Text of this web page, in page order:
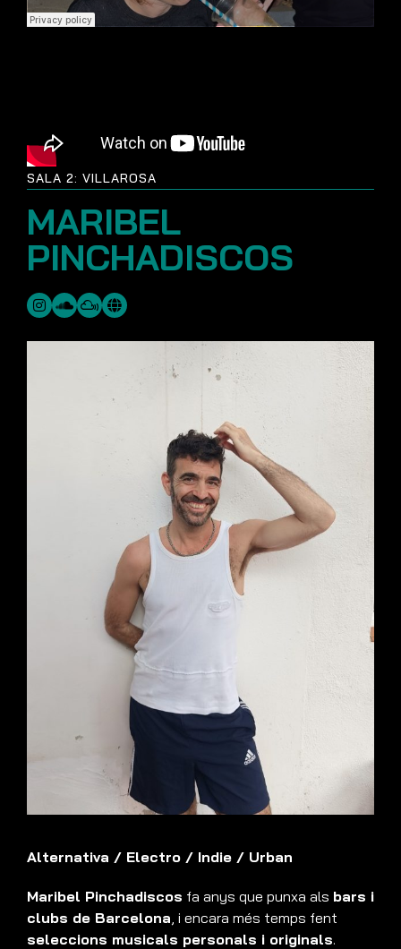
SALA 2: VILLAROSA
MARIBEL
PINCHADISCOS
Alternativa / Electro / Indie / Urban
Maribel Pinchadiscos fa anys que punxa als bars i
clubs de Barcelona , i encara més temps fent
seleccions musicals personals i originals.